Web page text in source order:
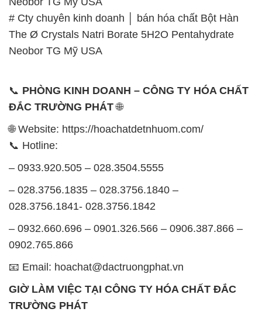
# Cty chuyên kinh doanh │ bán hóa chất Bột Hàn
The Ø Crystals Natri Borate 5H2O Pentahydrate
Neobor TG Mỹ USA
📞 PHÒNG KINH DOANH – CÔNG TY HÓA CHẤT
ĐẮC TRƯỜNG PHÁT🌐
🌐 Website: https://hoachatdetnhuom.com/
📞 Hotline:
– 0933.920.505 – 028.3504.5555
– 028.3756.1835 – 028.3756.1840 –
028.3756.1841- 028.3756.1842
– 0932.660.696 – 0901.326.566 – 0906.387.866 –
0902.765.866
📧 Email: hoachat@dactruongphat.vn
GIỜ LÀM VIỆC TẠI CÔNG TY HÓA CHẤT ĐẮC
TRƯỜNG PHÁT